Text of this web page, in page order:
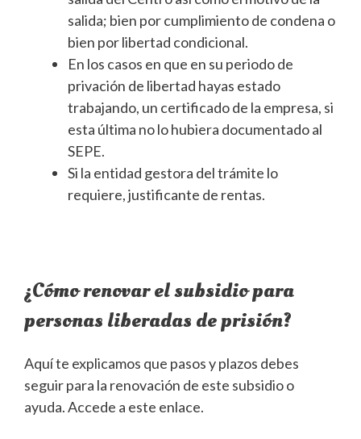
salida; bien por cumplimiento de condena o
bien por libertad condicional.
En los casos en que en su periodo de
privación de libertad hayas estado
trabajando, un certificado de la empresa, si
esta última no lo hubiera documentado al
SEPE.
Si la entidad gestora del trámite lo
requiere, justificante de rentas.
¿Cómo renovar el subsidio para
personas liberadas de prisión?
Aquí te explicamos que pasos y plazos debes
seguir para la renovación de este subsidio o
ayuda. Accede a este enlace.